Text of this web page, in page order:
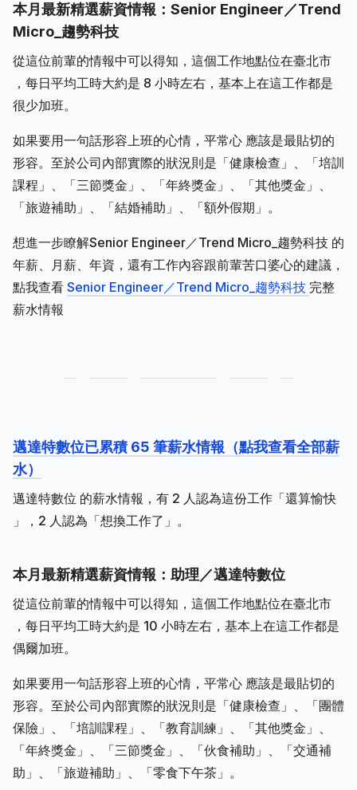
本月最新精選薪資情報：Senior Engineer／Trend
Micro_趨勢科技
從這位前輩的情報中可以得知，這個工作地點位在臺北市
，每日平均工時大約是 8 小時左右，基本上在這工作都是
很少加班。
如果要用一句話形容上班的心情，平常心 應該是最貼切的
形容。至於公司內部實際的狀況則是「健康檢查」、「培訓
課程」、「三節獎金」、「年終獎金」、「其他獎金」、
「旅遊補助」、「結婚補助」、「額外假期」。
想進一步瞭解Senior Engineer／Trend Micro_趨勢科技 的
年薪、月薪、年資，還有工作內容跟前輩苦口婆心的建議，
點我查看 Senior Engineer／Trend Micro_趨勢科技 完整
薪水情報
邁達特數位已累積 65 筆薪水情報（點我查看全部薪
水）
邁達特數位 的薪水情報，有 2 人認為這份工作「還算愉快
」，2 人認為「想換工作了」。
本月最新精選薪資情報：助理／邁達特數位
從這位前輩的情報中可以得知，這個工作地點位在臺北市
，每日平均工時大約是 10 小時左右，基本上在這工作都是
偶爾加班。
如果要用一句話形容上班的心情，平常心 應該是最貼切的
形容。至於公司內部實際的狀況則是「健康檢查」、「團體
保險」、「培訓課程」、「教育訓練」、「其他獎金」、
「年終獎金」、「三節獎金」、「伙食補助」、「交通補
助」、「旅遊補助」、「零食下午茶」。